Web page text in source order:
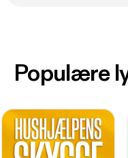
Populære